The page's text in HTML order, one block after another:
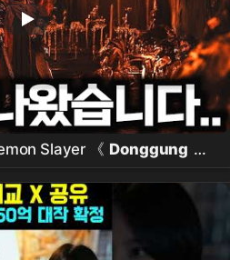
Slayer 《 Donggung 》
Cazador de fantasmas
Rey misterioso "Jo Seung-
ambientado en 'Joseon'
de Netflix para el primer